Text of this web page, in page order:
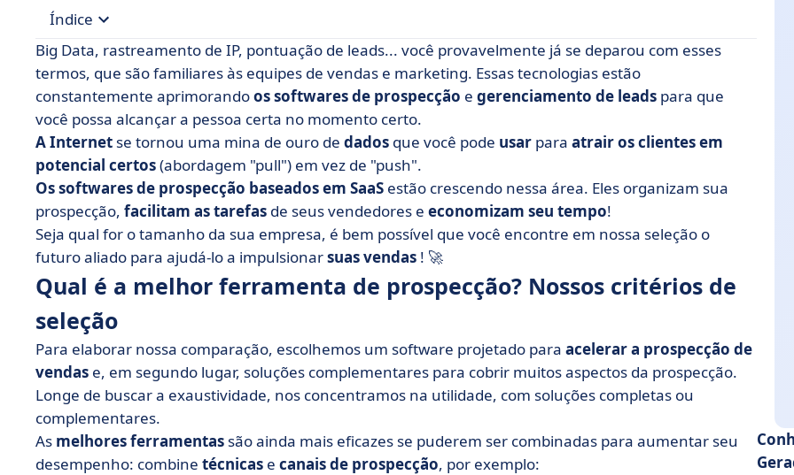
Índice
• Qual é a melhor ferramenta de prospecção? Nossos critérios de seleção
• Tabela de comparação de software de prospecção
• Aircall, seu melhor aliado na prospecção telefônica
• BlackSales, a automação da prospecção especializada em B2B
• Datananas, recuperação de contatos BtoB e cold emailing
• Easybusiness, a solução de prospecção que combina o maior banco de dados BtoB do mundo
• HubSpot CRM, o CRM para todas as equipes de vendas
• noCRM.io, a solução eficaz de gerenciamento de leads
• Plezi, gerenciamento completo de seu inbound marketing B2B
• Predict by Sparklane, geração automática de leads com pontuação
• ProspectIn, software de prospecção automatizada do LinkedIn
• Saalz, o CRM que facilita a prospecção
• Sales Cloud, prospecção de vendas para toda a empresa
• SMSFactor, prospecção direcionada por SMS
Big Data, rastreamento de IP, pontuação de leads... você provavelmente já se deparou com esses
termos, que são familiares às equipes de vendas e marketing. Essas tecnologias estão
constantemente aprimorandoos softwares de prospecção e gerenciamento de leads para que
você possa alcançar a pessoa certa no momento certo.
A Internet se tornou uma mina de ouro de dados que você pode usar para atrair os clientes em
potencial certos(abordagem "pull") em vez de "push".
Os softwares de prospecção baseados em SaaS estão crescendo nessa área. Eles organizam sua
prospecção, facilitam as tarefas de seus vendedores e economizam seu tempo!
Seja qual for o tamanho da sua empresa, é bem possível que você encontre em nossa seleção o
futuro aliado para ajudá-lo a impulsionarsuas vendas ! 🚀
Qual é a melhor ferramenta de prospecção? Nossos critérios de
seleção
Para elaborar nossa comparação, escolhemos um software projetado para acelerar a prospecção de
vendas e, em segundo lugar, soluções complementares para cobrir muitos aspectos da prospecção.
Longe de buscar a exaustividade, nos concentramos na utilidade, com soluções completas ou
complementares.
As melhores ferramentas são ainda mais eficazes se puderem ser combinadas para aumentar seu
desempenho: combine técnicas e canais de prospecção, por exemplo: